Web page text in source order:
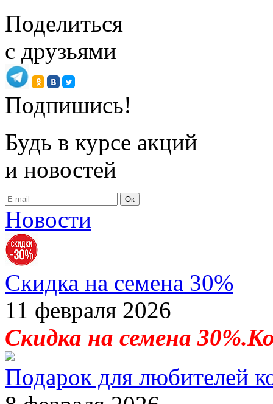
Поделиться
с друзьями
Подпишись!
Будь в курсе акций
и новостей
Ок
Новости
Скидка на семена 30%
11 февраля 2026
Скидка на семена
Подарок для любителей